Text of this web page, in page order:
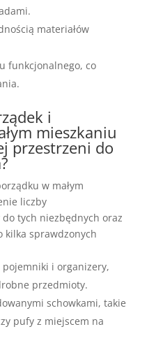
materiałów
funkcjonalnego, co
i
mieszkaniu
przestrzeni do
w małym
liczby
tych niezbędnych oraz
kilka sprawdzonych
i organizery,
przedmioty.
schowkami, takie
pufy z miejscem na